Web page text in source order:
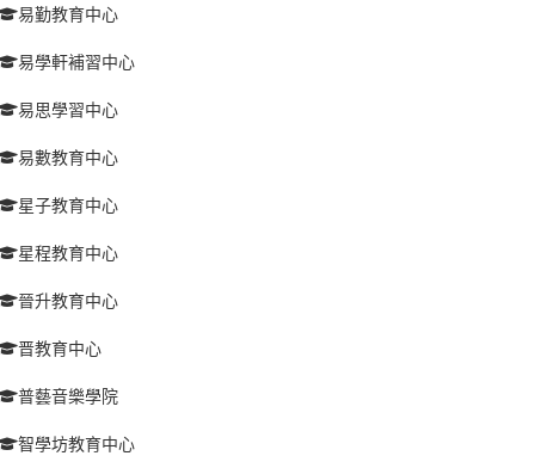
易勤教育中心
易學軒補習中心
易思學習中心
易數教育中心
星子教育中心
星程教育中心
晉升教育中心
晋教育中心
普藝音樂學院
智學坊教育中心